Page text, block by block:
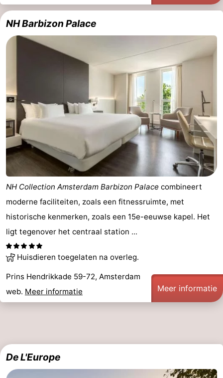
NH Barbizon Palace
NH Collection Amsterdam Barbizon Palace combineert
moderne faciliteiten, zoals een fitnessruimte, met
historische kenmerken, zoals een 15e-eeuwse kapel. Het
ligt tegenover het centraal station ...
Huisdieren toegelaten na overleg.
Prins Hendrikkade 59-72, Amsterdam
web. Meer informatie Meer informatie
De L'Europe